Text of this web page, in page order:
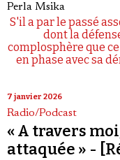
Perla Msika
S'il a par le passé
dont la
complosphère que
en phase avec sa
7 janvier 2026
Radio/Podcast
« A travers
attaquée » -